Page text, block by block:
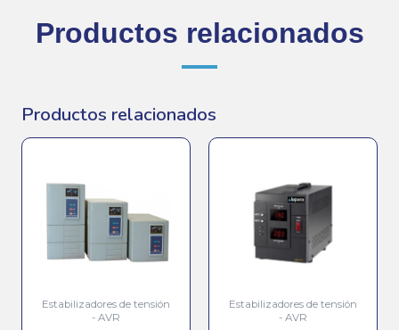
Productos relacionados
Productos relacionados
Estabilizadores de tensión
- AVR
Estabilizadores de tensión
- AVR